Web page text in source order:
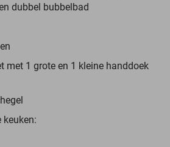
dubbel bubbelbad
met 1 grote en 1 kleine handdoek